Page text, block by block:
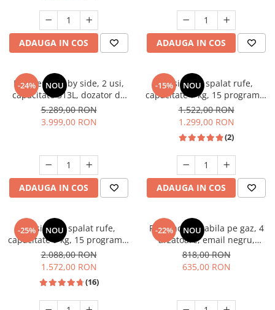
Unelte Gradinarit
Ventilatoare & Sisteme Racire
Aparate de aer conditionat
Zootehnie
Foarfeci tuns oi
Incubatoare oua
ADAUGA IN COS ADAUGA IN COS
-24% NOU
Frigider side by side, 2 usi,
capacitate 513L, dozator de
apa si gheata, FULL NO
FROST, afisaj LCD, dual
inverter,Samus SSX-670NFIDE
5.289,00 RON
3.999,00 RON
ADAUGA IN COS
-15% NOU
Masina de spalat rufe,
capacitate 7 kg, 15 programe,
afisaj LED, 1200 Rpm, alb,
HEINNER
1.522,00 RON
1.299,00 RON
(2)
ADAUGA IN COS
-25% NOU
Masina de spalat rufe,
capacitate 9 kg, 15 programe,
1400 Rpm, clasa A, Slim,
motor Inverter, Samus WSLI-
9144
2.088,00 RON
1.572,00 RON
(16)
-22% NOU
Plita incorporabila pe gaz, 4
arzatoare, email negru,
gratare din fonta, aprindere
electrica, Samus
818,00 RON
635,00 RON